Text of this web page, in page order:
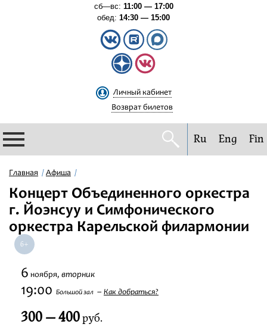
сб—вс: 11:00 — 17:00
обед: 14:30 — 15:00
Личный кабинет
Возврат билетов
Филармония
Афиша
Фестивали
Абонементы
Новости
Ru Eng Fin
Главная Афиша
Концерт Объединенного оркестра
г. Йоэнсуу и Симфонического
оркестра Карельской филармонии
6 ноября, вторник
19:00 Большой зал Как добраться?
300 — 400руб.